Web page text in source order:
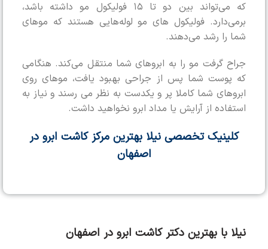
که می‌تواند بین دو تا ۱۵ فولیکول مو داشته باشد،
برمی‌دارد. فولیکول های مو لوله‌هایی هستند که موهای
شما را رشد می‌دهند.
جراح گرفت مو را به ابروهای شما منتقل می‌کند. هنگامی
که پوست شما پس از جراحی بهبود یافت، موهای روی
ابروهای شما کاملا پر و یکدست به نظر می رسند و نیاز به
استفاده از آرایش یا مداد ابرو نخواهید داشت.
کلینیک تخصصی نیلا بهترین مرکز کاشت ابرو در
اصفهان
نیلا با بهترین دکتر کاشت ابرو در اصفهان